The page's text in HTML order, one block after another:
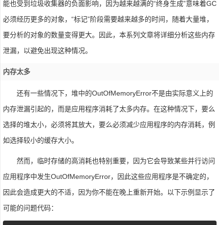
能也受到垃圾收集器的负面影响，因为越来越满的“终身生成”意味着GC
必须经历更多的对象，“标记”阶段需要越来越多的时间，随着大量堆，
要分析的对象的数量变得更大。因此，本系列文章将详细分析这些内存
泄漏，以避免出现这种情况。
内存太多
还有一些情况下，堆中的OutOfMemoryError不是由实际意义上的
内存泄漏引起的，而是应用程序消耗了太多内存。在这种情况下，要么
选择的堆太小，必须将其放大，要么必须减少应用程序的内存消耗，例
如选择较小的缓存大小。
然而，临时存储的高消耗也特别重要，因为它会导致某些并行访问
应用程序中发生OutOfMemoryError，因此这些应用程序是不确定的，
因此会造成更大的不适，因为你不能在晚上重新开始。以下示例显示了
可能的问题代码：